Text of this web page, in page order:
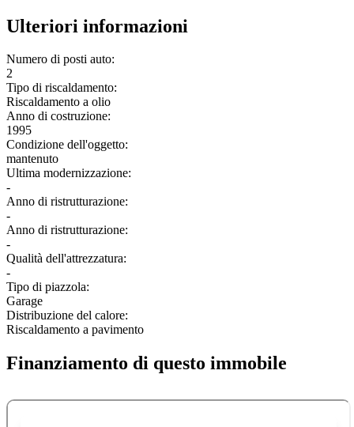
Ulteriori informazioni
Numero di posti auto:
2
Tipo di riscaldamento:
Riscaldamento a olio
Anno di costruzione:
1995
Condizione dell'oggetto:
mantenuto
Ultima modernizzazione:
-
Anno di ristrutturazione:
-
Anno di ristrutturazione:
-
Qualità dell'attrezzatura:
-
Tipo di piazzola:
Garage
Distribuzione del calore:
Riscaldamento a pavimento
Finanziamento di questo immobile